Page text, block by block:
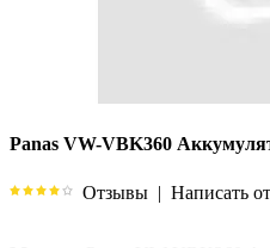
Panas VW-VBK360
Отзывы | Написать